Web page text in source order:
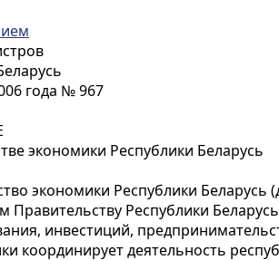
года № 967
экономики Республики Беларусь
экономики Республики Беларусь
Правительству Республики
инвестиций,
координирует деятельность